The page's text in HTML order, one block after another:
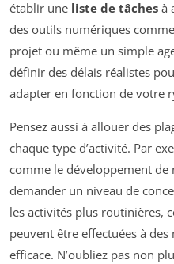
établir une liste de tâches à
des outils numériques
projet ou même un simple
définir des délais réalistes
adapter en fonction de votre
Pensez aussi à allouer des
chaque type d’activité. Par
comme le développement
demander un niveau de
les activités plus routinières,
peuvent être effectuées à
efficace. N’oubliez pas non